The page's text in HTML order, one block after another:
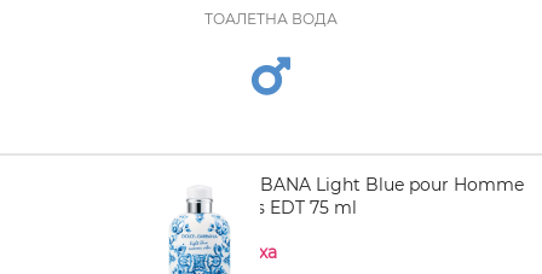
ТОАЛЕТНА ВОДА
DOLCE & GABBANA Light Blue pour Homme
Summer Vibes EDT 75 ml
Нема на залиха